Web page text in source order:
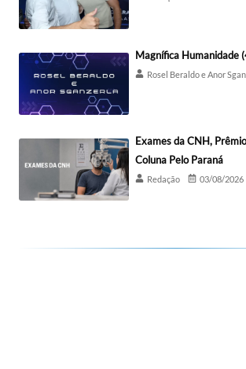
Magnífica Humanidade
Rosel Beraldo e Anor
Exames da CNH,
Coluna Pelo Paraná
Redação 03/08/2026